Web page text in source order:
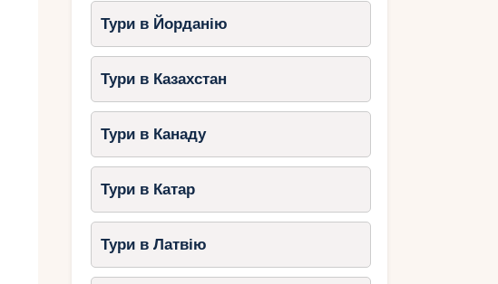
Тури в Йорданію
Тури в Казахстан
Тури в Канаду
Тури в Катар
Тури в Латвію